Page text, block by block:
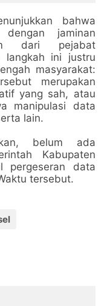
bahwa
jaminan
dari pejabat
langkah ini justru
masyarakat:
merupakan
yang sah, atau
manipulasi data
lain.
belum ada
Kabupaten
pergeseran data
tersebut.